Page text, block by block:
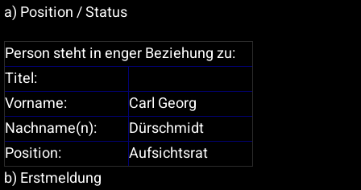
a) Position / Status
Person steht in enger Beziehung zu:
Titel:
Vorname:
Carl Georg
Nachname(n):
Dürschmidt
Position:
Aufsichtsrat
b) Erstmeldung